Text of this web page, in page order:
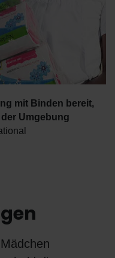
mit Binden bereit,
Umgebung